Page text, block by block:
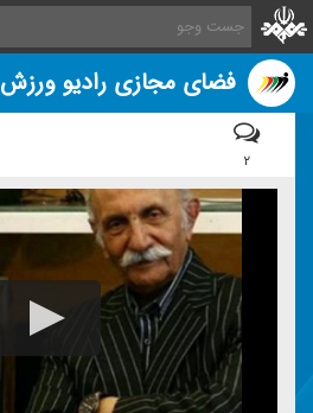
فضای مجازی رادیو ورزش
۲